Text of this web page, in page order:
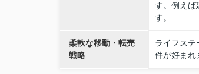
す。例えば
す。
柔軟な移動・転売
戦略
ライフステ
件が好まれ